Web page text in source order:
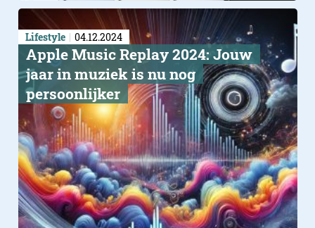
Lifestyle 04.12.2024
Apple Music Replay 2024: Jouw
jaar in muziek is nu nog
persoonlijker